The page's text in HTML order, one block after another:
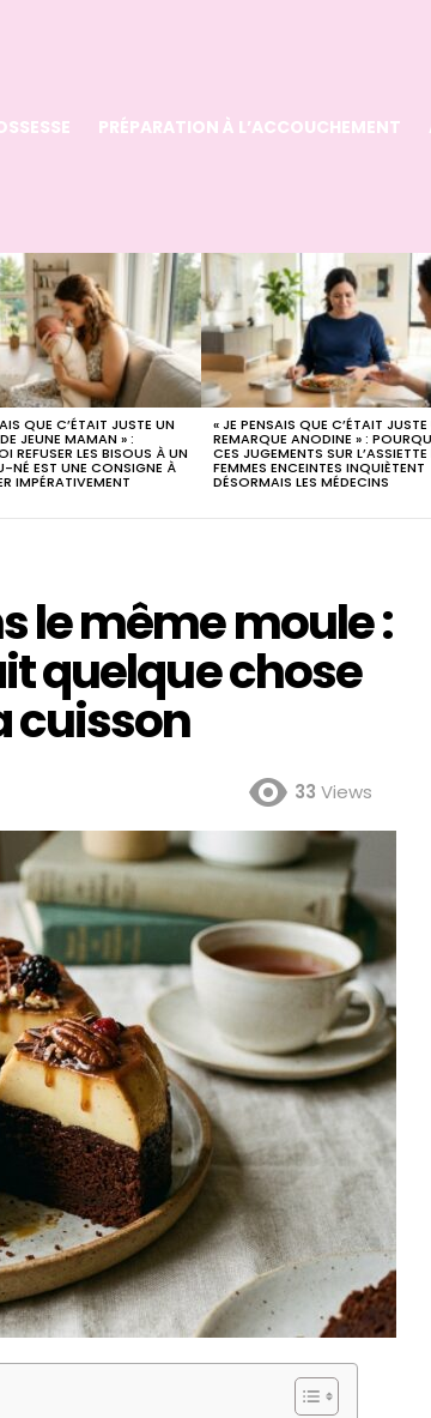
PRÉPARATION À L’ACCOUCHEMENT
QUE C’ÉTAIT JUSTE UN
JEUNE MAMAN » :
REFUSER LES BISOUS À UN
NÉ EST UNE CONSIGNE À
IMPÉRATIVEMENT
« JE PENSAIS QUE C’ÉTAIT JUSTE
REMARQUE ANODINE » :
CES JUGEMENTS SUR L’ASSIETTE
FEMMES ENCEINTES INQUIÈTENT
DÉSORMAIS LES MÉDECINS
le même moule :
quelque chose
cuisson
33 Views